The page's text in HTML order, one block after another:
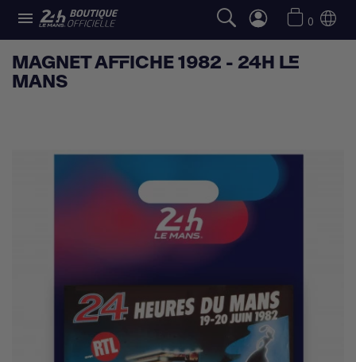
 0
MAGNET AFFICHE 1982 - 24H LE
MANS